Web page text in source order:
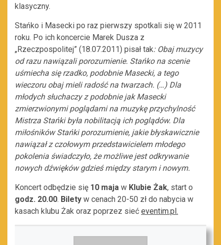
klasyczny.
Stańko i Masecki po raz pierwszy spotkali się w 2011
roku. Po ich koncercie Marek Dusza z
„Rzeczpospolitej” (18.07.2011) pisał tak: Obaj muzycy
od razu nawiązali porozumienie. Stańko na scenie
uśmiecha się rzadko, podobnie Masecki, a tego
wieczoru obaj mieli radość na twarzach. (…) Dla
młodych słuchaczy z podobnie jak Masecki
zmierzwionymi poglądami na muzykę przychylność
Mistrza Stańki była nobilitacją ich poglądów. Dla
miłośników Stańki porozumienie, jakie błyskawicznie
nawiązał z czołowym przedstawicielem młodego
pokolenia świadczyło, że możliwe jest odkrywanie
nowych dźwięków gdzieś między starym i nowym.
Koncert odbędzie się 10 maja w Klubie Żak, start o
godz. 20.00. Bilety w cenach 20-50 zł do nabycia w
kasach klubu Żak oraz poprzez sieć eventim.pl.